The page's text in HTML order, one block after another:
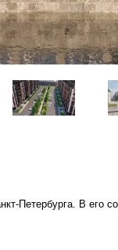
Петербурга. В его